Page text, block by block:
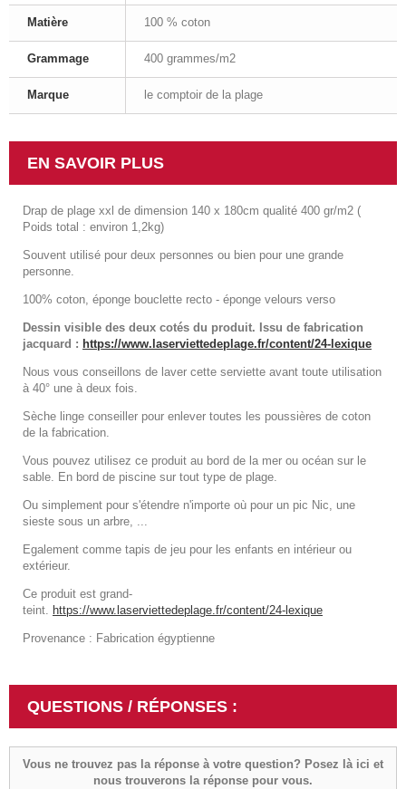
Matière 100 % coton
Grammage 400 grammes/m2
Marque le comptoir de la plage
EN SAVOIR PLUS
Drap de plage xxl de dimension 140 x 180cm qualité 400 gr/m2 (
Poids total : environ 1,2kg)
Souvent utilisé pour deux personnes ou bien pour une grande
personne.
100% coton, éponge bouclette recto - éponge velours verso
Dessin visible des deux cotés du produit. Issu de fabrication
jacquard : https://www.laserviettedeplage.fr/content/24-lexique
Nous vous conseillons de laver cette serviette avant toute utilisation
à 40° une à deux fois.
Sèche linge conseiller pour enlever toutes les poussières de coton
de la fabrication.
Vous pouvez utilisez ce produit au bord de la mer ou océan sur le
sable. En bord de piscine sur tout type de plage.
Ou simplement pour s'étendre n'importe où pour un pic Nic, une
sieste sous un arbre, ...
Egalement comme tapis de jeu pour les enfants en intérieur ou
extérieur.
Ce produit est grand-
teint. https://www.laserviettedeplage.fr/content/24-lexique
Provenance : Fabrication égyptienne
QUESTIONS / RÉPONSES :
Vous ne trouvez pas la réponse à votre question? Posez là ici et
nous trouverons la réponse pour vous.